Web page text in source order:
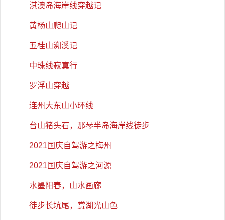
淇澳岛海岸线穿越记
黄杨山爬山记
五桂山溯溪记
中珠线寂寞行
罗浮山穿越
连州大东山小环线
台山猪头石，那琴半岛海岸线徒步
2021国庆自驾游之梅州
2021国庆自驾游之河源
水墨阳春，山水画廊
徒步长坑尾，赏湖光山色